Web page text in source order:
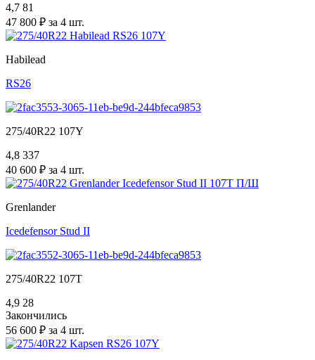
4,7 81
47 800 ₽ за 4 шт.
Habilead
RS26
275/40R22 107Y
4,8 337
40 600 ₽ за 4 шт.
Grenlander
Icedefensor Stud II
275/40R22 107T
4,9 28
Закончились
56 600 ₽ за 4 шт.